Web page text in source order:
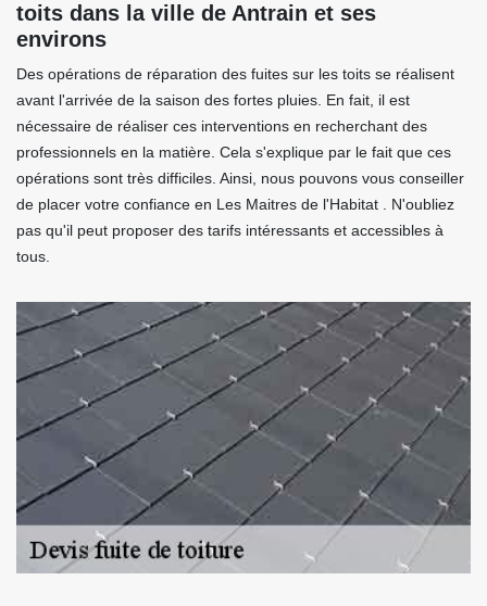
toits dans la ville de Antrain et ses
environs
Des opérations de réparation des fuites sur les toits se réalisent
avant l'arrivée de la saison des fortes pluies. En fait, il est
nécessaire de réaliser ces interventions en recherchant des
professionnels en la matière. Cela s'explique par le fait que ces
opérations sont très difficiles. Ainsi, nous pouvons vous conseiller
de placer votre confiance en Les Maitres de l'Habitat . N'oubliez
pas qu'il peut proposer des tarifs intéressants et accessibles à
tous.